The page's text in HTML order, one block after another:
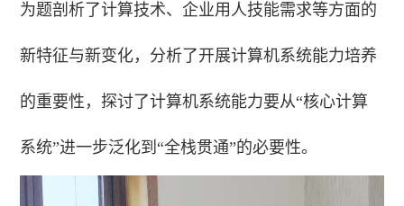
为题剖析了计算技术、企业用人技能需求等方面的
新特征与新变化，分析了开展计算机系统能力培养
的重要性，探讨了计算机系统能力要从“核心计算
系统”进一步泛化到“全栈贯通”的必要性。